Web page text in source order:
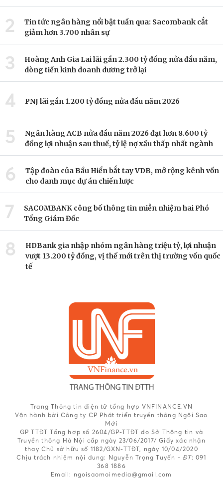
2
Tin tức ngân hàng nổi bật tuần qua: Sacombank cắt
giảm hơn 3.700 nhân sự
3
Hoàng Anh Gia Lai lãi gần 2.300 tỷ đồng nửa đầu năm,
dòng tiền kinh doanh dương trở lại
4 PNJ lãi gần 1.200 tỷ đồng nửa đầu năm 2026
5
Ngân hàng ACB nửa đầu năm 2026 đạt hơn 8.600 tỷ
đồng lợi nhuận sau thuế, tỷ lệ nợ xấu thấp nhất ngành
6
Tập đoàn của Bầu Hiển bắt tay VDB, mở rộng kênh vốn
cho danh mục dự án chiến lược
7
SACOMBANK công bố thông tin miễn nhiệm hai Phó
Tổng Giám Đốc
8
HDBank gia nhập nhóm ngân hàng triệu tỷ, lợi nhuận
vượt 13.200 tỷ đồng, vị thế mới trên thị trường vốn quốc
tế
Trang Thông tin điện tử tổng hợp VNFINANCE.VN
Vận hành bởi Công ty CP Phát triển truyền thông Ngôi Sao
Mới
GP TTĐT Tổng hợp số 2604/GP-TTĐT do Sở Thông tin và
Truyền thông Hà Nội cấp ngày 23/06/2017/ Giấy xác nhận
thay Chủ sở hữu số 1182/GXN-TTĐT, ngày 10/04/2020
Chịu trách nhiệm nội dung: Nguyễn Trọng Tuyến - ĐT: 091
368 1886
Email: ngoisaomoimedia@gmail.com